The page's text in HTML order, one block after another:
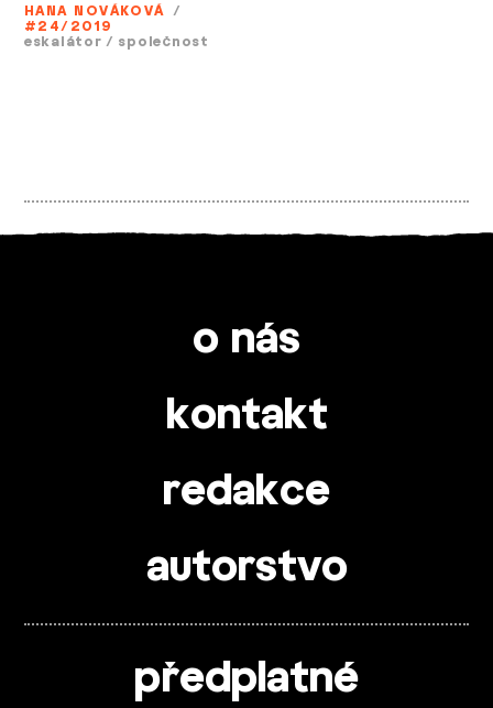
HANA NOVÁKOVÁ /
#24/2019
eskalátor / společnost
o nás
kontakt
redakce
autorstvo
předplatné